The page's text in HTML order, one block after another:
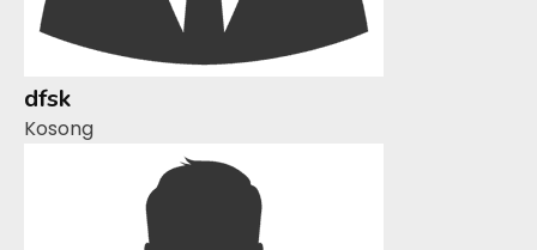
dfsk
Kosong